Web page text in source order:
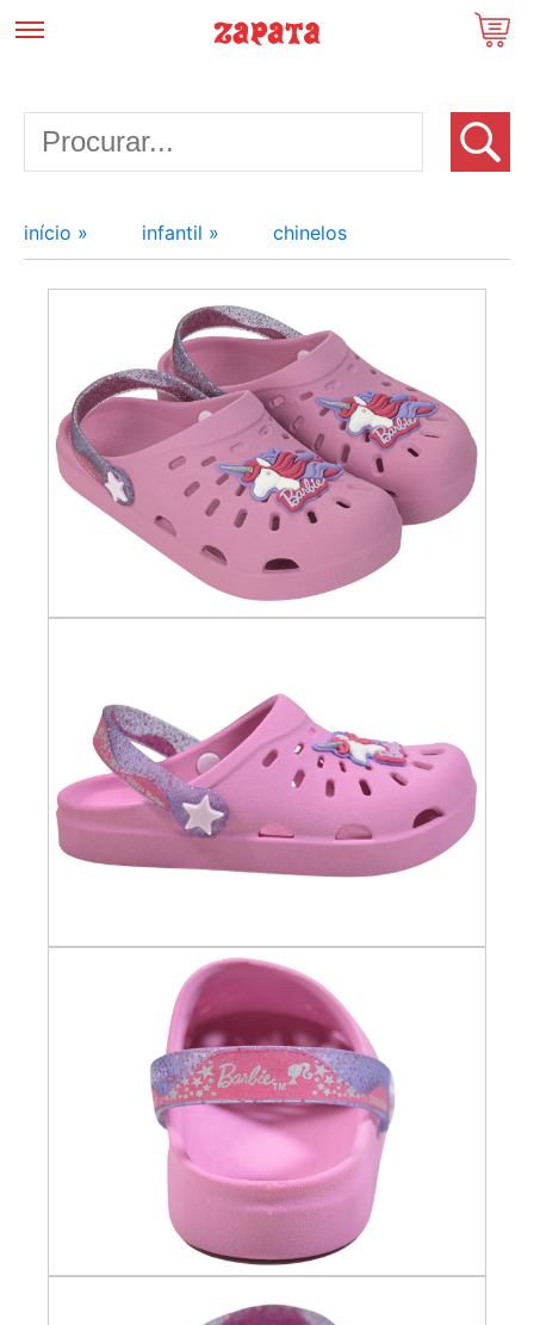
início » infantil » chinelos